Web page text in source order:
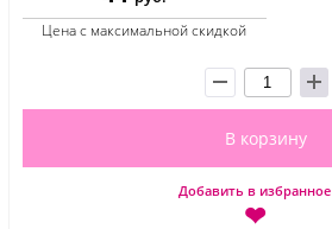
Цена с максимальной скидкой
В корзину
Добавить в избранное
❤